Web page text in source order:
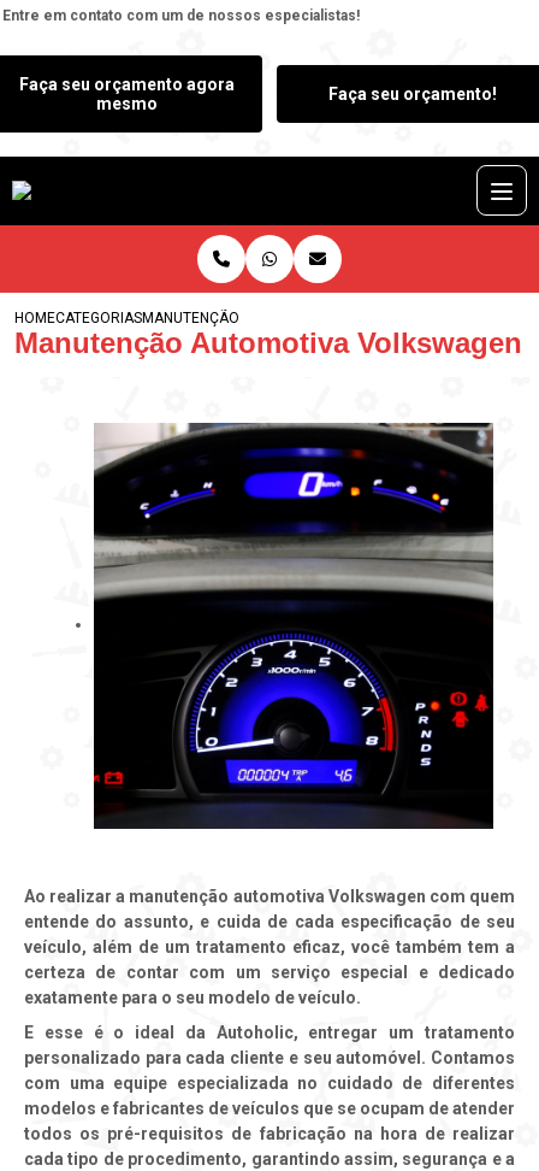
Entre em contato com um de nossos especialistas!
Faça seu orçamento agora
mesmo
Faça seu orçamento!
HOMECATEGORIASMANUTENÇÃO AUTOMOTIVA VOLKSWAGEN
Manutenção Automotiva Volkswagen
Ao realizar a manutenção automotiva Volkswagen com quem
entende do assunto, e cuida de cada especificação de seu
veículo, além de um tratamento eficaz, você também tem a
certeza de contar com um serviço especial e dedicado
exatamente para o seu modelo de veículo.
E esse é o ideal da Autoholic, entregar um tratamento
personalizado para cada cliente e seu automóvel. Contamos
com uma equipe especializada no cuidado de diferentes
modelos e fabricantes de veículos que se ocupam de atender
todos os pré-requisitos de fabricação na hora de realizar
cada tipo de procedimento, garantindo assim, segurança e a